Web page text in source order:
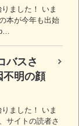
ました！ いま
本が今年も出始
バスさ
明の顔
ました！ いま
サイトの読者さ